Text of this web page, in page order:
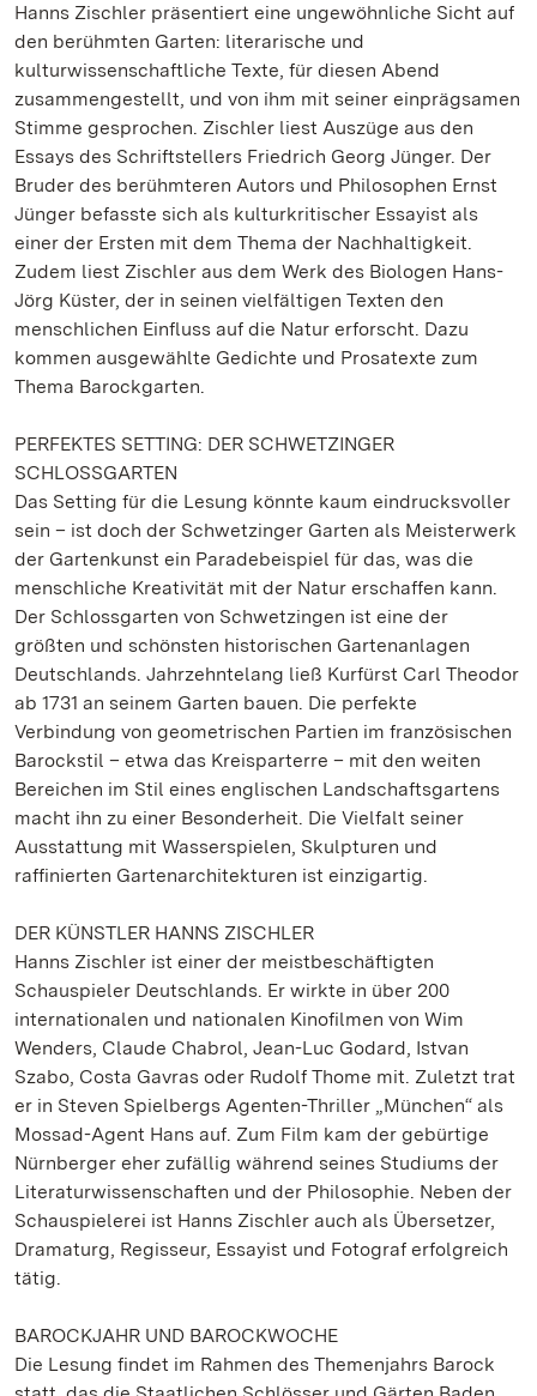
Hanns Zischler präsentiert eine ungewöhnliche Sicht auf
den berühmten Garten: literarische und
kulturwissenschaftliche Texte, für diesen Abend
zusammengestellt, und von ihm mit seiner einprägsamen
Stimme gesprochen. Zischler liest Auszüge aus den
Essays des Schriftstellers Friedrich Georg Jünger. Der
Bruder des berühmteren Autors und Philosophen Ernst
Jünger befasste sich als kulturkritischer Essayist als
einer der Ersten mit dem Thema der Nachhaltigkeit.
Zudem liest Zischler aus dem Werk des Biologen Hans-
Jörg Küster, der in seinen vielfältigen Texten den
menschlichen Einfluss auf die Natur erforscht. Dazu
kommen ausgewählte Gedichte und Prosatexte zum
Thema Barockgarten.
PERFEKTES SETTING: DER SCHWETZINGER
SCHLOSSGARTEN
Das Setting für die Lesung könnte kaum eindrucksvoller
sein – ist doch der Schwetzinger Garten als Meisterwerk
der Gartenkunst ein Paradebeispiel für das, was die
menschliche Kreativität mit der Natur erschaffen kann.
Der Schlossgarten von Schwetzingen ist eine der
größten und schönsten historischen Gartenanlagen
Deutschlands. Jahrzehntelang ließ Kurfürst Carl Theodor
ab 1731 an seinem Garten bauen. Die perfekte
Verbindung von geometrischen Partien im französischen
Barockstil – etwa das Kreisparterre – mit den weiten
Bereichen im Stil eines englischen Landschaftsgartens
macht ihn zu einer Besonderheit. Die Vielfalt seiner
Ausstattung mit Wasserspielen, Skulpturen und
raffinierten Gartenarchitekturen ist einzigartig.
DER KÜNSTLER HANNS ZISCHLER
Hanns Zischler ist einer der meistbeschäftigten
Schauspieler Deutschlands. Er wirkte in über 200
internationalen und nationalen Kinofilmen von Wim
Wenders, Claude Chabrol, Jean-Luc Godard, Istvan
Szabo, Costa Gavras oder Rudolf Thome mit. Zuletzt trat
er in Steven Spielbergs Agenten-Thriller „München“ als
Mossad-Agent Hans auf. Zum Film kam der gebürtige
Nürnberger eher zufällig während seines Studiums der
Literaturwissenschaften und der Philosophie. Neben der
Schauspielerei ist Hanns Zischler auch als Übersetzer,
Dramaturg, Regisseur, Essayist und Fotograf erfolgreich
tätig.
BAROCKJAHR UND BAROCKWOCHE
Die Lesung findet im Rahmen des Themenjahrs Barock